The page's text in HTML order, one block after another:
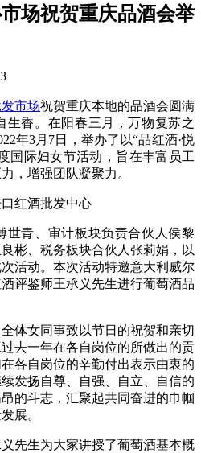
场祝贺重庆品酒会举
市场祝贺重庆本地的品酒会圆满
生香。在阳春三月，万物复苏之
年3月7日，举办了以“品红酒·悦
国际妇女节活动，旨在丰富员工
，增强团队凝聚力。
世青、审计板块负责合伙人侯黎
彬、税务板块合伙人张莉娟，以
活动。本次活动特邀意大利威尔
评鉴师王承义先生进行葡萄酒品
体女同事致以节日的祝贺和亲切
去一年在各自岗位的所做出的贡
各自岗位的辛勤付出表示由衷的
发扬自尊、自强、自立、自信的
的斗志，汇聚起共同奋进的巾帼
展。
先生为大家讲授了葡萄酒基本概